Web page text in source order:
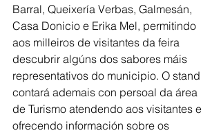
Barral, Queixería Verbas, Galmesán,
Casa Donicio e Erika Mel, permitindo
aos milleiros de visitantes da feira
descubrir algúns dos sabores máis
representativos do municipio. O stand
contará ademais con persoal da área
de Turismo atendendo aos visitantes e
ofrecendo información sobre os